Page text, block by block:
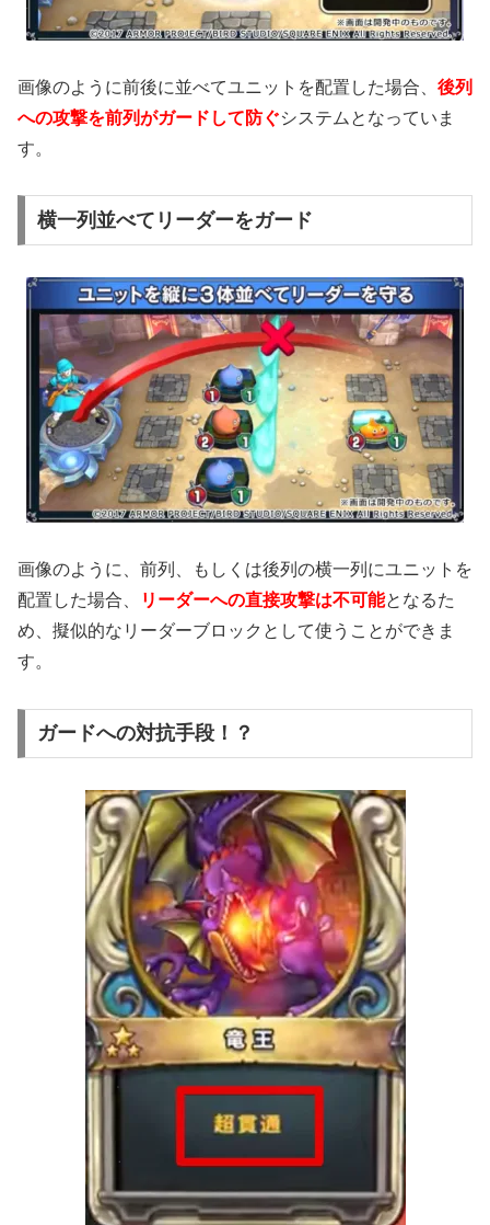
画像のように前後に並べてユニットを配置した場合、 後列
への攻撃を前列がガードして防ぐシステムとなっていま
す。
横一列並べてリーダーをガード
画像のように、前列、もしくは後列の横一列にユニットを
配置した場合、
リーダーへの直接攻撃は不可能となるた
め、擬似的なリーダーブロックとして使うことができま
す。
ガードへの対抗手段！？